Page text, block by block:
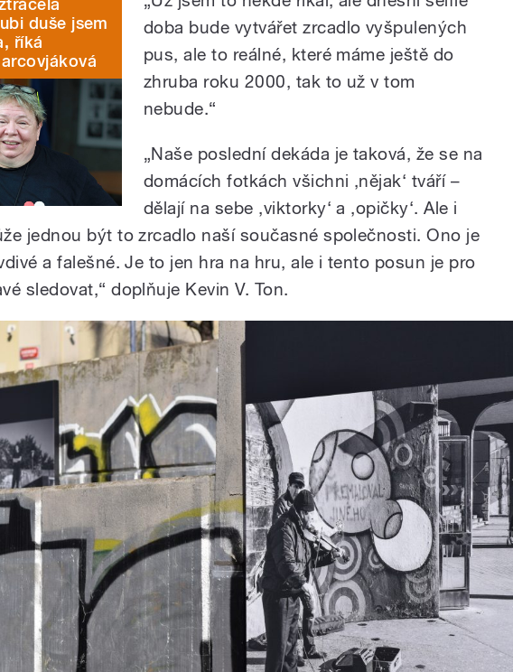
duše jsem
říká
doba bude vytvářet zrcadlo vyšpulených
pus, ale to reálné, které máme ještě do
zhruba roku 2000, tak to už v tom
nebude.“
„Naše poslední dekáda je taková, že se na
domácích fotkách všichni ,nějak‘ tváří –
dělají na sebe ,viktorky‘ a ,opičky‘. Ale i
jednou být to zrcadlo naší současné společnosti. Ono je
a falešné. Je to jen hra na hru, ale i tento posun je pro
sledovat,“ doplňuje Kevin V. Ton.